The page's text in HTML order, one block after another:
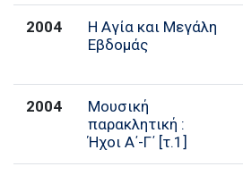
2004
Η Αγία και Μεγάλη
Εβδομάς
2004
Μουσική
παρακλητική :
Ήχοι Α΄-Γ΄ [τ.1]